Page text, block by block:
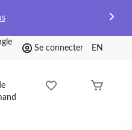
Se connecter EN